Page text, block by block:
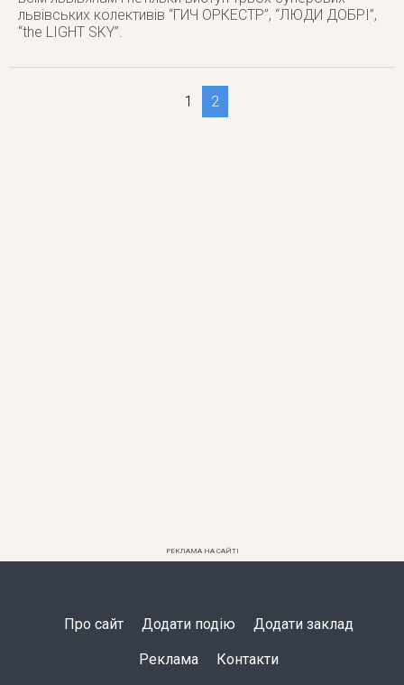
львівських колективів “ГИЧ ОРКЕСТР”, “ЛЮДИ ДОБРІ”,
“the LIGHT SKY”.
1 2
РЕКЛАМА НА САЙТІ
Про сайт Додати подію Додати заклад
Реклама Контакти